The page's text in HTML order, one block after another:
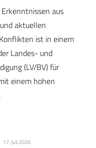
aus
aktuellen
ist in einem
Landes- und
(LV/BV) für
einem hohen
17. Juli 2026